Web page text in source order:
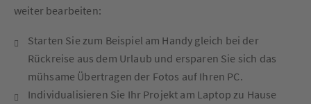
weiter bearbeiten:
Starten Sie zum Beispiel am Handy gleich bei der
Rückreise aus dem Urlaub und ersparen Sie sich das
mühsame Übertragen der Fotos auf Ihren PC.
Individualisieren Sie Ihr Projekt am Laptop zu Hause